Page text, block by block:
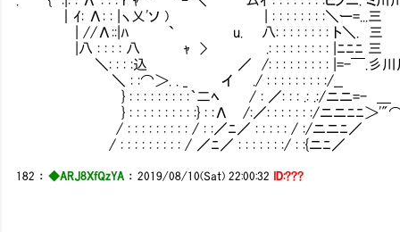
｜ｲ: Λ: : |ヽ乂'ソ ) | :
| //Λ::|ﾊ ` u. 八: : : : : : : : ト＼. 三 こう思
|八 : : : : 八 ｬ > .: :
＼: : : :込 ／ /: : : : : : : : : |=-￣.彡川川川川川川
＼ : :⌒＞. . _ イ ./ : : : : : : : : :/__
} : : : : : : : : :｀二ﾍ / : ／: : : .: .:/ニニ=- ＿
} : : : : : : : : : :} : :Λ /:／: : : : : : :/ニニﾆﾆ＞
/ : : : : : : : : : / : :／ﾆ／ : : : : : / :/ニニﾆ
/ : : : : : : : : : / ／ﾆ／ : : : : : : :/ : :{ニﾆ
182 ：◆ARJ8XfQzYA ：2019/08/10(Sat) 22:00:32 ID:???